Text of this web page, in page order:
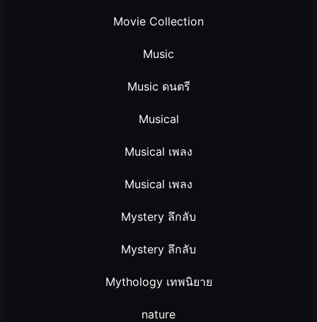
Movie Collection
Music
Music ดนตรี
Musical
Musical เพลง
Musical เพลง
Mystery ลึกลับ
Mystery ลึกลับ
Mythology เทพนิยาย
nature